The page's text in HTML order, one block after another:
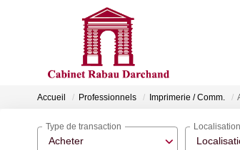
Accueil Professionnels Imprimerie / Comm.
Acheter
Type de transaction Localisation